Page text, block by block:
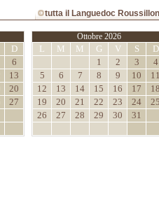
tutta il Languedoc Roussillon
D
6
13
20
27
Ottobre 2026
L M M G V S
D
1
2 3
4
5
6 7 8 9 10
11
12
13 14 15 16 17
18
19
20 21 22 23 24
25
26
27 28 29 30 31